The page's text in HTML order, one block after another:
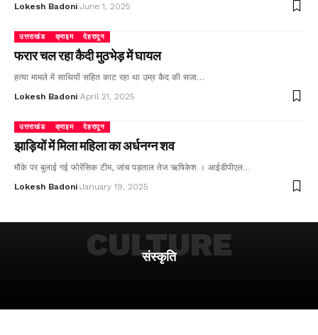
Lokesh Badoni June 1, 2025
उत्तराखंड क्राइम देहरादून
फरार चल रहा कैदी मुठभेड़ में घायल
हत्या मामले में साथियों सहित काट रहा था उम्र कैद की सजा…
Lokesh Badoni April 21, 2025
उत्तराखंड क्राइम देहरादून
झाड़ियों में मिला महिला का अर्धनग्न शव
मौके पर बुलाई गई फोरेंसिक टीम, जांच पड़ताल तेज ऋषिकेश । आईडीपीएल…
Lokesh Badoni January 19, 2025
संस्कृति
CULTURE